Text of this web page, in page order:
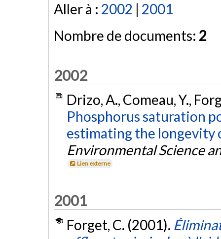
Aller à : 2002 | 2001
Nombre de documents: 2
2002
Drizo, A., Comeau, Y.,
Phosphorus saturation
estimating the longevity
Environmental Science
Lien externe
2001
Forget, C. (2001).